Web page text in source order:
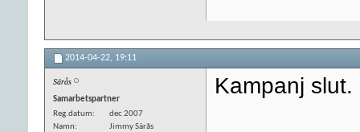
2014-04-22, 19:11
Särås
Samarbetspartner
Reg.datum
dec 2007
Namn
Jimmy Särås
Kampanj slut.